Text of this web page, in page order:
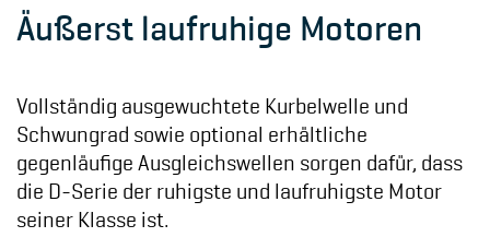
Äußerst laufruhige Motoren
Vollständig ausgewuchtete Kurbelwelle und
Schwungrad sowie optional erhältliche
gegenläufige Ausgleichswellen sorgen dafür, dass
die D-Serie der ruhigste und laufruhigste Motor
seiner Klasse ist.